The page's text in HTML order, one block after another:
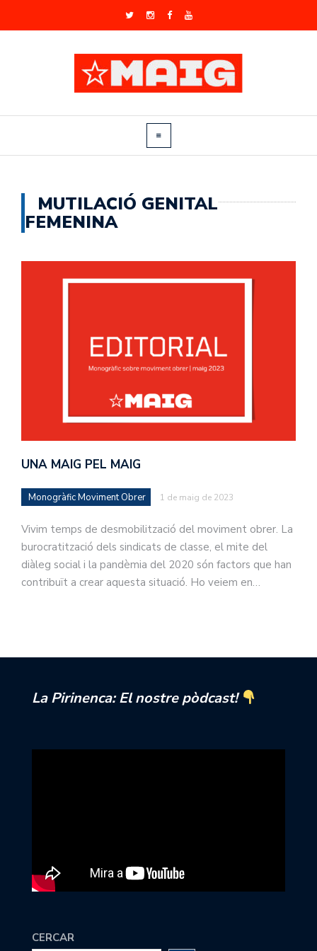
MUTILACIÓ GENITAL
FEMENINA
UNA MAIG PEL MAIG
Monogràfic Moviment Obrer 1 de maig de 2023
Vivim temps de desmobilització del moviment obrer. La
burocratització dels sindicats de classe, el mite del
diàleg social i la pandèmia del 2020 són factors que han
contribuït a crear aquesta situació. Ho veiem en…
La Pirinenca: El nostre pòdcast!
CERCAR